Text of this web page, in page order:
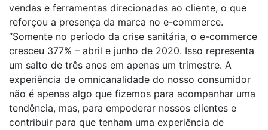
vendas e ferramentas direcionadas ao cliente, o que
reforçou a presença da marca no e-commerce.
“Somente no período da crise sanitária, o e-commerce
cresceu 377% – abril e junho de 2020. Isso representa
um salto de três anos em apenas um trimestre. A
experiência de omnicanalidade do nosso consumidor
não é apenas algo que fizemos para acompanhar uma
tendência, mas, para empoderar nossos clientes e
contribuir para que tenham uma experiência de